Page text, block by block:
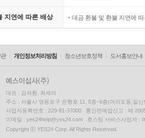
지연에 따른 배상 대금 환불 및 환불 지연에
개인정보처리방침 청소년보호정책 도서홍보안내
대표 : 김석환, 최세라
주소 : 서울시 영등포구 은행로 11, 5층~6층(여의도동,일신
사업자등록번호 : 229-81-37000 통신판매업신고 : 제
이메일 : yes24help@yes24.com 호스팅 서비스사업자 :
Copyright ⓒ YES24 Corp. All Rights Reserved.